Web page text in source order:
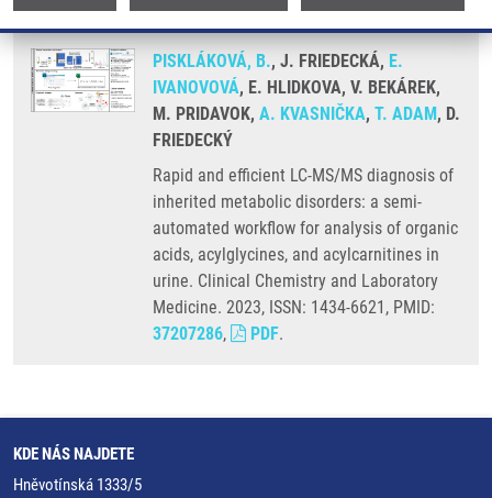
PISKLÁKOVÁ, B., J. FRIEDECKÁ, E.
IVANOVOVÁ, E. HLIDKOVA, V. BEKÁREK,
M. PRIDAVOK, A. KVASNIČKA, T. ADAM, D.
FRIEDECKÝ
Rapid and efficient LC-MS/MS diagnosis of
inherited metabolic disorders: a semi-
automated workflow for analysis of organic
acids, acylglycines, and acylcarnitines in
urine. Clinical Chemistry and Laboratory
Medicine. 2023, ISSN: 1434-6621, PMID:
37207286, PDF.
KDE NÁS NAJDETE
Hněvotínská 1333/5